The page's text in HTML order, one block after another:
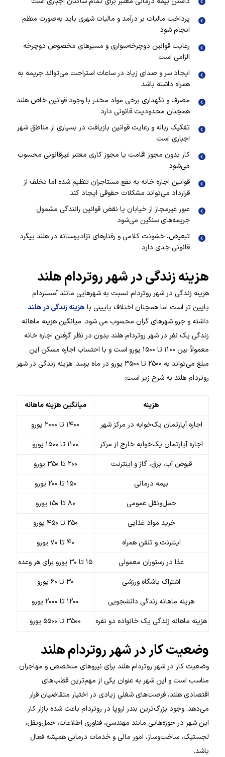
پرداخت مالیات بر درآمد و مالیات شهری باید به‌صورت منظم
انجام شود
رعایت قوانین دوچرخه‌سواری و مسیرهای مخصوص دوچرخه
الزامی است
ایجاد سر و صدای زیاد در ساعات استراحت می‌تواند جریمه به
همراه داشته باشد
مصرف و نگهداری برخی مواد مخدر با وجود قوانین خاص هلند
همچنان محدودیت قانونی دارد
تفکیک زباله و رعایت قوانین بازیافت در بسیاری از مناطق شهر
اجباری است
کار بدون مجوز اقامت یا مجوز کاری معتبر غیرقانونی محسوب
می‌شود
قوانین اجاره خانه به نفع مستاجران تنظیم شده اما تخلف از
قرارداد می‌تواند مشکلات حقوقی ایجاد کند
عبور غیرمجاز از خیابان یا نقض قوانین رانندگی مشمول
جریمه‌های سنگین می‌شود
تبعیض، خشونت کلامی و رفتارهای نژادپرستانه در هلند پیگرد
قانونی جدی دارد
هزینه زندگی در شهر روتردام هلند
هزینه زندگی در شهر روتردام نسبت به شهرهایی مانند آمستردام
پایین تر است اما همچنان اختلاف پایینی با هزینه زندگی در هلند
داشته و جزو شهرهای گران محسوب می شود. میانگین هزینه ماهانه
زندگی یک نفر در شهر روتردام هلند بدون در نظر گرفتن اجاره خانه
معمولاً بین ۱۱۰۰ تا ۱۵۰۰ یورو است و با احتساب اجاره مسکن این
مبلغ می‌تواند به ۲۵۰۰ تا ۳۵۰۰ یورو در ماه برسد. هزینه زندگی در شهر
روتردام هلند به شرح زیر است:
هزینه
میانگین هزینه ماهانه
اجاره آپارتمان یک‌خوابه در مرکز شهر
۱۴۰۰ تا ۲۰۰۰ یورو
اجاره آپارتمان یک‌خوابه خارج از مرکز
۱۱۰۰ تا ۱۵۰۰ یورو
قبوض آب، برق، گاز و اینترنت
۲۰۰ تا ۳۵۰ یورو
بیمه درمانی
۱۵۰ تا ۲۰۰ یورو
حمل‌ونقل عمومی
۸۰ تا ۱۵۰ یورو
خرید مواد غذایی
۲۵۰ تا ۴۵۰ یورو
اینترنت و تلفن همراه
۴۰ تا ۷۰ یورو
غذا در رستوران معمولی
۱۵ تا ۳۰ یورو برای هر وعده
اشتراک باشگاه ورزشی
۳۰ تا ۶۰ یورو
هزینه ماهانه زندگی دانشجویی
۱۲۰۰ تا ۲۰۰۰ یورو
هزینه ماهانه زندگی یک خانواده دو نفره
۳۵۰۰ تا ۵۵۰۰ یورو
وضعیت کار در شهر روتردام هلند
وضعیت کار در شهر روتردام هلند برای نیروهای متخصص و مهاجران
مناسب است و این شهر به عنوان یکی از مهم‌ترین قطب‌های
اقتصادی هلند، فرصت‌های شغلی زیادی در اختیار متقاضیان قرار
می‌دهد. وجود بزرگ‌ترین بندر اروپا در روتردام باعث شده بازار کار
این شهر در حوزه‌هایی مانند مهندسی، فناوری اطلاعات، حمل‌ونقل،
لجستیک، ساخت‌وساز، امور مالی و خدمات درمانی همیشه فعال
باشد.